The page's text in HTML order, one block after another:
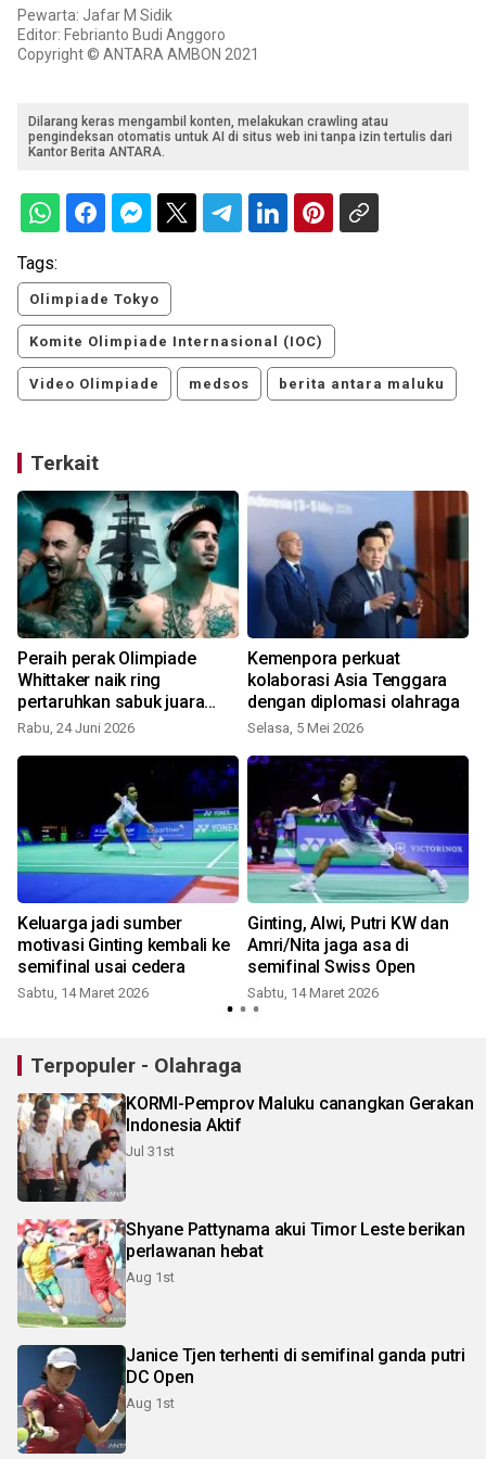
Pewarta: Jafar M Sidik
Editor: Febrianto Budi Anggoro
Copyright © ANTARA AMBON 2021
Dilarang keras mengambil konten, melakukan crawling atau
pengindeksan otomatis untuk AI di situs web ini tanpa izin tertulis dari
Kantor Berita ANTARA.
Tags:
Olimpiade Tokyo
Komite Olimpiade Internasional (IOC)
Video Olimpiade medsos berita antara maluku
Terkait
Peraih perak Olimpiade
Whittaker naik ring
pertaruhkan sabuk juara
WBC
Rabu, 24 Juni 2026
Kemenpora perkuat
kolaborasi Asia Tenggara
dengan diplomasi olahraga
Selasa, 5 Mei 2026
Keluarga jadi sumber
motivasi Ginting kembali ke
semifinal usai cedera
Sabtu, 14 Maret 2026
Ginting, Alwi, Putri KW dan
Amri/Nita jaga asa di
semifinal Swiss Open
Sabtu, 14 Maret 2026
Terpopuler - Olahraga
KORMI-Pemprov Maluku canangkan Gerakan
Indonesia Aktif
Jul 31st
Shyane Pattynama akui Timor Leste berikan
perlawanan hebat
Aug 1st
Janice Tjen terhenti di semifinal ganda putri
DC Open
Aug 1st